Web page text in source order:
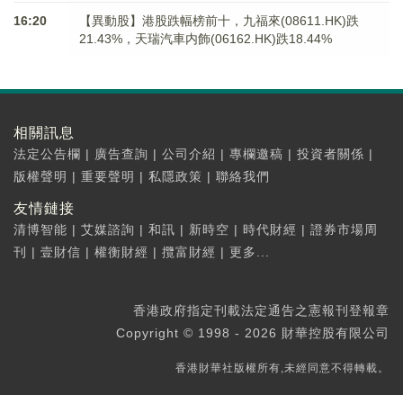
16:20
【異動股】港股跌幅榜前十，九福來(08611.HK)跌
21.43%，天瑞汽車内飾(06162.HK)跌18.44%
相關訊息
法定公告欄 | 廣告查詢 | 公司介紹 | 專欄邀稿 | 投資者關係 |
版權聲明 | 重要聲明 | 私隱政策 | 聯絡我們
友情鏈接
清博智能 | 艾媒諮詢 | 和訊 | 新時空 | 時代財經 | 證券市場周
刊
| 壹財信 | 權衡財經 | 攬富財經 | 更多...
香港政府指定刊載法定通告之憲報刊登報章
Copyright © 1998 - 2026 財華控股有限公司
香港財華社版權所有,未經同意不得轉載。